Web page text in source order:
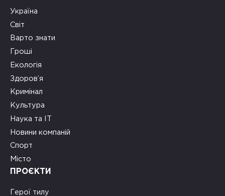
Україна
Світ
Варто знати
Гроші
Екологія
Здоров’я
Кримінал
Культура
Наука та ІТ
Новини компаній
Спорт
Місто
ПРОЄКТИ
Герої тилу